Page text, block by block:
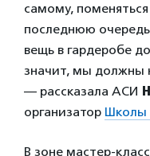
самому,
последнюю
вещь в гардеробе
значит, мы должны
— рассказала АСИ
организатор Школы
В зоне мастер-